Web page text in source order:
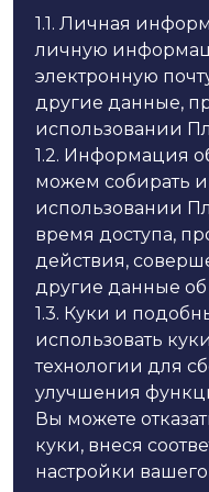
1.1. Личная
личную
электронную
другие данные,
использовании
1.2. Информация
можем собирать
использовании
время доступа,
действия,
другие данные
1.3. Куки и
использовать
технологии для
улучшения
Вы можете
куки, внеся
настройки